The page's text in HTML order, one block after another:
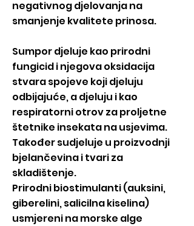
negativnog djelovanja na
smanjenje kvalitete prinosa.
Sumpor djeluje kao prirodni
fungicid i njegova oksidacija
stvara spojeve koji djeluju
odbijajuće, a djeluju i kao
respiratorni otrov za proljetne
štetnike insekata na usjevima.
Također sudjeluje u proizvodnji
bjelančevina i tvari za
skladištenje.
Prirodni biostimulanti (auksini,
giberelini, salicilna kiselina)
usmjereni na morske alge